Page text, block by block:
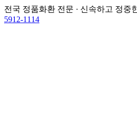
전국 정품화환 전문 · 신속하고 정중
5912-1114